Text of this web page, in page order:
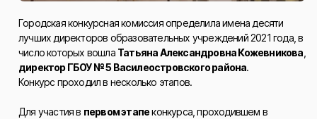
Городская конкурсная комиссия определила имена десяти
лучших директоров образовательных учреждений 2021 года, в
число которых вошла Татьяна Александровна Кожевникова
директор ГБОУ № 5 Василеостровского района.
Конкурс проходил в несколько этапов.
Для участия в первом этапеконкурса, проходившем в